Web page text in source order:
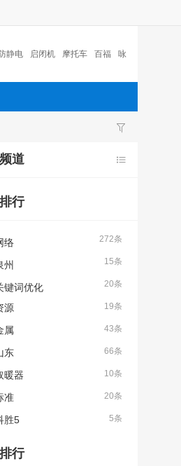
防静电 启闭机 摩托车 百福 咏
扑克 广州
道
行
272条
络
15条
州
20条
键词优化
19条
源
43条
属
66条
东
10条
暖器
20条
准
5条
胜5
行